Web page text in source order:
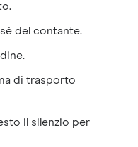
del contante.
di trasporto
il silenzio per